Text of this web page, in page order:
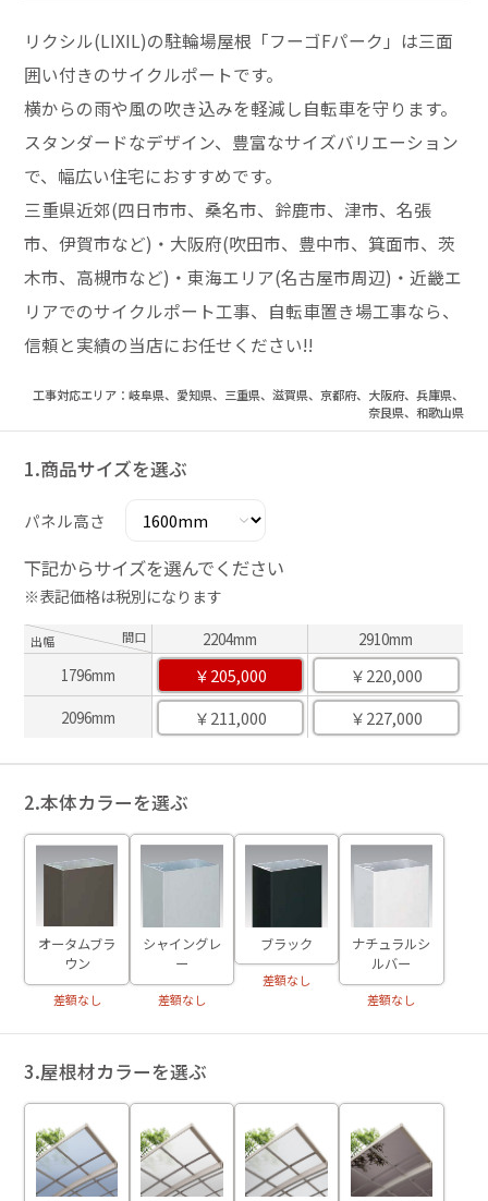
リクシル(LIXIL)の駐輪場屋根「フーゴFパーク」は三面
囲い付きのサイクルポートです。
横からの雨や風の吹き込みを軽減し自転車を守ります。
スタンダードなデザイン、豊富なサイズバリエーション
で、幅広い住宅におすすめです。
三重県近郊(四日市市、桑名市、鈴鹿市、津市、名張
市、伊賀市など)・大阪府(吹田市、豊中市、箕面市、茨
木市、高槻市など)・東海エリア(名古屋市周辺)・近畿エ
リアでのサイクルポート工事、自転車置き場工事なら、
信頼と実績の当店にお任せください!!
工事対応エリア：岐阜県、愛知県、三重県、滋賀県、京都府、大阪府、兵庫県、
奈良県、和歌山県
1.商品サイズを選ぶ
パネル高さ
下記からサイズを選んでください
※表記価格は税別になります
出幅 間口 2204mm
2910mm
1796mm
￥205,000 ￥220,000
2096mm ￥211,000 ￥227,000
2.本体カラーを選ぶ
オータムブラ
ウン
差額なし
シャイングレ
ー
差額なし
ブラック
差額なし
ナチュラルシ
ルバー
差額なし
3.屋根材カラーを選ぶ